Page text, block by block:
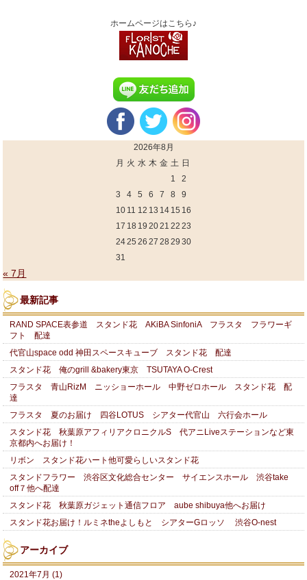
ホームページはこちら♪
2026年8月
月 火 水 木 金 土 日
1
2
3
4 5 6 7 8
9
10 11 12 13 14 15 16
17 18 19 2021 22 23
2425 26 27 28 29 30
31
« 7月
最新記事
RAND SPACE表参道 スタンド花 AKiBA SinfoniA フラスタ フラワーギ
フト 配達
代官山space odd 神田スペースキューブ スタンド花 配達
スタンド花 俺のgrill &bakery東京 TSUTAYA O-Crest
フラスタ 青山RizM ニッショーホール 中野ゼロホール スタンド花 配
達
フラスタ 夏のお届け 四谷LOTUS シアター代官山 六行会ホール
スタンド花 秋葉原アフィリアクロニクルS 代アニLiveステーションなど東
京都内へお届け！
リボン スタンド花ハート他可愛らしいスタンド花
スタンドフラワー 渋谷区文化総合センター サイエンスホール 渋谷take
off７他へ配達
スタンド花 秋葉原ガジェット通信フロア aube shibuya他へお届け
スタンド花お届け！ルミネtheよしもと シアターGロッソ 渋谷O-nest
アーカイブ
2021年7月 (1)